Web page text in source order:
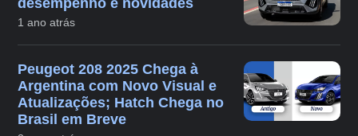
1 ano atrás
Peugeot 208 2025 Chega à
Argentina com Novo Visual e
Atualizações; Hatch Chega no
Brasil em Breve